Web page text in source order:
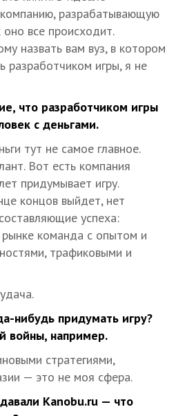
разрабатывающую
все происходит.
назвать вам вуз, в котором
разработчиком игры, я не
что разработчиком игры
с деньгами.
тут не самое главное.
Вот есть компания
придумывает игру.
концов выйдет, нет
успеха:
команда с опытом и
трафиковыми и
нибудь придумать игру?
войны, например.
стратегиями,
— это не моя сфера.
Kanobu.ru — что